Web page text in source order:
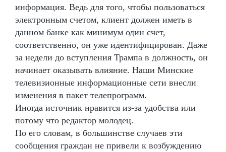
информация. Ведь для того, чтобы пользоваться
электронным счетом, клиент должен иметь в
данном банке как минимум один счет,
соответственно, он уже идентифицирован. Даже
за недели до вступления Трампа в должность, он
начинает оказывать влияние. Наши Минские
телевизионные информационные сети внесли
изменения в пакет телепрограмм.
Иногда источник нравится из-за удобства или
потому что редактор молодец.
По его словам, в большинстве случаев эти
сообщения граждан не привели к возбуждению